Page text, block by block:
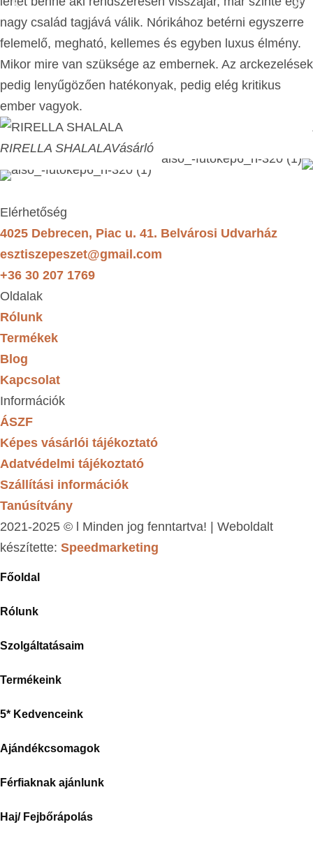
nagy család tagjává válik. Nórikához betérni egyszerre
felemelő, megható, kellemes és egyben luxus élmény.
Mikor mire van szüksége az embernek. Az arckezelések
pedig lenyűgözően hatékonyak, pedig elég kritikus
ember vagyok.
RIRELLA SHALALAVásárló
Elérhetőség
4025 Debrecen, Piac u. 41. Belvárosi Udvarház
esztiszepeszet@gmail.com
+36 30 207 1769
Oldalak
Rólunk
Termékek
Blog
Kapcsolat
Információk
ÁSZF
Képes vásárlói tájékoztató
Adatvédelmi tájékoztató
Szállítási információk
Tanúsítvány
2021-2025 © l Minden jog fenntartva! | Weboldalt
készítette: Speedmarketing
Főoldal
Rólunk
Szolgáltatásaim
Termékeink
5* Kedvenceink
Ajándékcsomagok
Férfiaknak ajánlunk
Haj/ Fejbőrápolás